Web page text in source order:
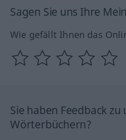
Sagen Sie uns Ihre
Wie gefällt Ihnen das
Sie haben Feedback
Wörterbüchern?